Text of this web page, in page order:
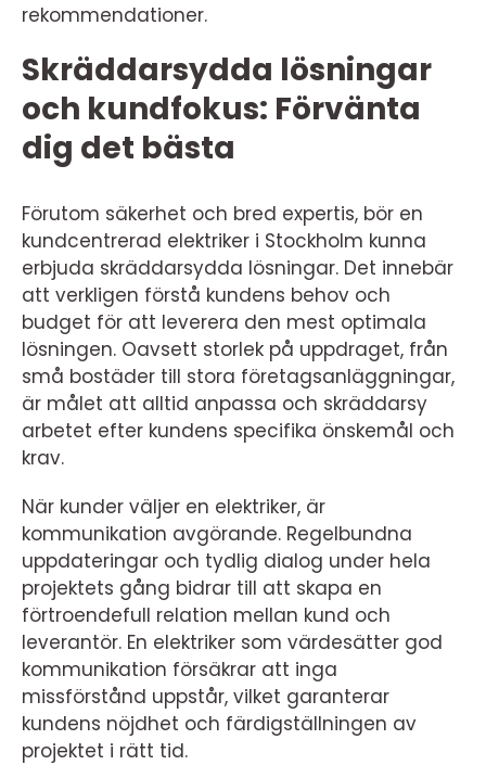
rekommendationer.
Skräddarsydda lösningar
och kundfokus: Förvänta
dig det bästa
Förutom säkerhet och bred expertis, bör en
kundcentrerad elektriker i Stockholm kunna
erbjuda skräddarsydda lösningar. Det innebär
att verkligen förstå kundens behov och
budget för att leverera den mest optimala
lösningen. Oavsett storlek på uppdraget, från
små bostäder till stora företagsanläggningar,
är målet att alltid anpassa och skräddarsy
arbetet efter kundens specifika önskemål och
krav.
När kunder väljer en elektriker, är
kommunikation avgörande. Regelbundna
uppdateringar och tydlig dialog under hela
projektets gång bidrar till att skapa en
förtroendefull relation mellan kund och
leverantör. En elektriker som värdesätter god
kommunikation försäkrar att inga
missförstånd uppstår, vilket garanterar
kundens nöjdhet och färdigställningen av
projektet i rätt tid.